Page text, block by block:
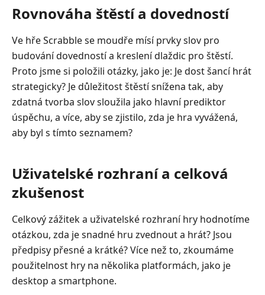
Rovnováha štěstí a dovedností
Ve hře Scrabble se moudře mísí prvky slov pro
budování dovedností a kreslení dlaždic pro štěstí.
Proto jsme si položili otázky, jako je: Je dost šancí hrát
strategicky? Je důležitost štěstí snížena tak, aby
zdatná tvorba slov sloužila jako hlavní prediktor
úspěchu, a více, aby se zjistilo, zda je hra vyvážená,
aby byl s tímto seznamem?
Uživatelské rozhraní a celková
zkušenost
Celkový zážitek a uživatelské rozhraní hry hodnotíme
otázkou, zda je snadné hru zvednout a hrát? Jsou
předpisy přesné a krátké? Více než to, zkoumáme
použitelnost hry na několika platformách, jako je
desktop a smartphone.